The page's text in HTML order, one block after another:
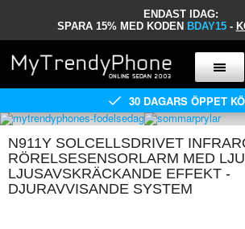
ENDAST IDAG:
SPARA 15% MED KODEN BDAY15 -
30 DAGARS ÖPPET
N911Y SOLCELLSDRIVET
RÖRELSESENSORLARM MED
LJUSAVSKRÄCKANDE EFFEKT -
DJURAVVISANDE SYSTEM